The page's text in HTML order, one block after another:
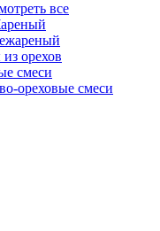
все
орехов
смеси
ореховые смеси